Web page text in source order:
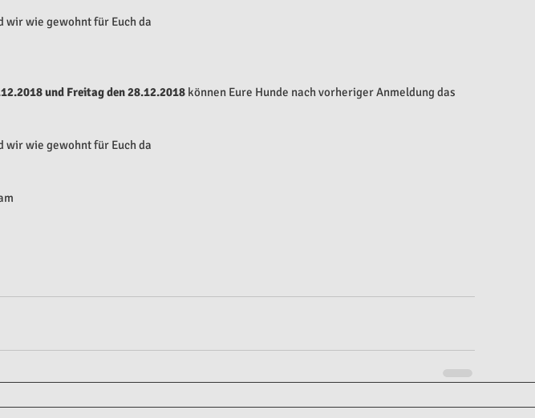
wir wie gewohnt für Euch da
und Freitag den 28.12.2018 können Eure Hunde nach vorheriger Anmeldung das
wir wie gewohnt für Euch da